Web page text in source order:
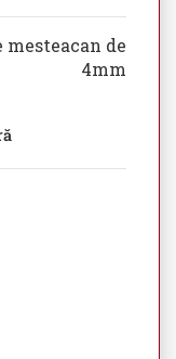
mesteacan de
4mm